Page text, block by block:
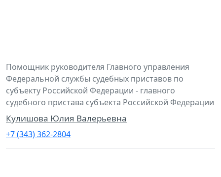
Помощник руководителя Главного управления
Федеральной службы судебных приставов по
субъекту Российской Федерации - главного
судебного пристава субъекта Российской Федерации
Кулишова Юлия Валерьевна
+7 (343) 362-2804